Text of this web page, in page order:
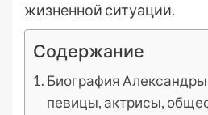
жизненной ситуации.
Содержание
Биография
певицы, актрисы,